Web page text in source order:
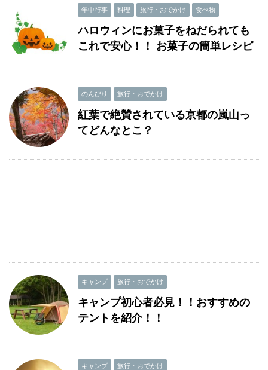
年中行事 料理 旅行・おでかけ 食べ物
ハロウィンにお菓子をねだられても
これで安心！！ お菓子の簡単レシピ
のんびり 旅行・おでかけ
紅葉で絶賛されている京都の嵐山っ
てどんなとこ？
キャンプ 旅行・おでかけ
キャンプ初心者必見！！おすすめの
テントを紹介！！
キャンプ 旅行・おでかけ